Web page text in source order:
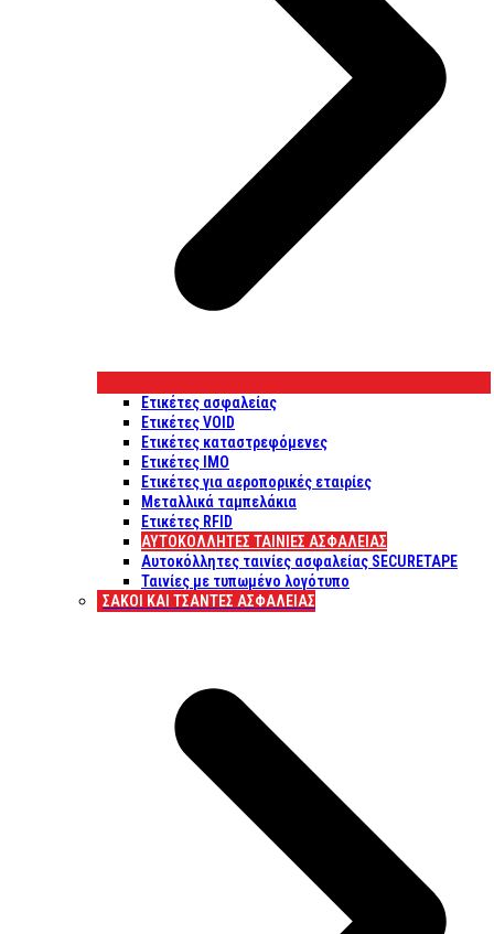
Ετικέτες ασφαλείας
Ετικέτες VOID
Ετικέτες καταστρεφόμενες
Ετικέτες IMO
Ετικέτες για αεροπορικές εταιρίες
Μεταλλικά ταμπελάκια
Ετικέτες RFID
ΑΥΤΟΚΌΛΛΗΤΕΣ ΤΑΙΝΊΕΣ ΑΣΦΑΛΕΊΑΣ
Αυτοκόλλητες ταινίες ασφαλείας SECURETAPE
Ταινίες με τυπωμένο λογότυπο
ΣΆΚΟΙ ΚΑΙ ΤΣΆΝΤΕΣ ΑΣΦΑΛΕΊΑΣ